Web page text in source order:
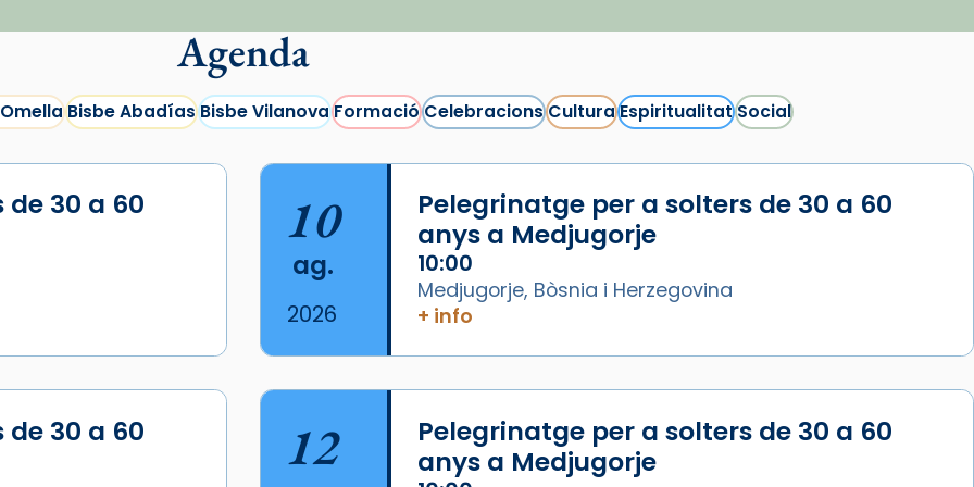
Agenda
Bisbe AbadíasBisbe VilanovaFormacióCelebracionsCulturaEspiritualitatSocial
30 a 60
10
ag.
2026
Pelegrinatge per a solters de 30 a 60
anys a Medjugorje
10:00
Medjugorje, Bòsnia i Herzegovina
+ info
30 a 60
12
Pelegrinatge per a solters de 30 a 60
anys a Medjugorje